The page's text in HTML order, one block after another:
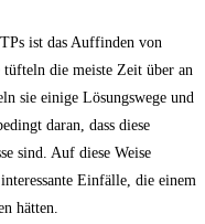
ist das Auffinden von
die meiste Zeit über an
sie einige Lösungswege und
daran, dass diese
sind. Auf diese Weise
Einfälle, die einem
hätten.